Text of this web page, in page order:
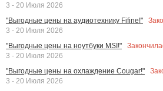
3 - 20 Июля 2026
"Выгодные цены на аудиотехнику Fifine!"
3 - 20 Июля 2026
"Выгодные цены на ноутбуки MSI!"
3 - 20 Июля 2026
"Выгодные цены на охлаждение Cougar!"
3 - 20 Июля 2026